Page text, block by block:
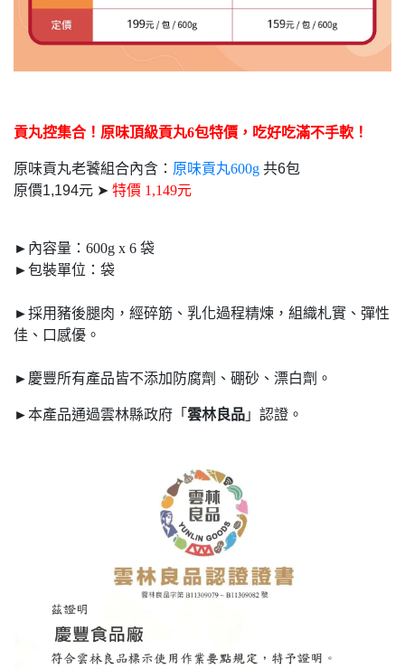
貢丸控集合！原味頂級貢丸6包特價，吃好吃滿不手軟！
原味貢丸老饕組合內含： 原味貢丸600g 共6包
原價1,194元 ➤ 特價 1,149元
►內容量：600g x 6 袋
►包裝單位：袋
►採用豬後腿肉，經碎筋、乳化過程精煉，組織札實、彈性
佳、口感優。
►慶豐所有產品皆不添加防腐劑、硼砂、漂白劑。
►本產品通過雲林縣政府「 雲林良品 」認證。